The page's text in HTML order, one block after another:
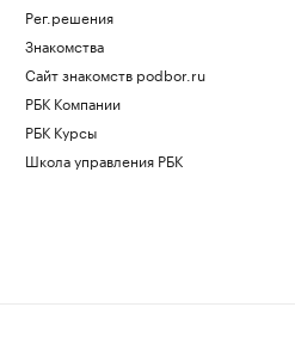
Рег.решения
Знакомства
Сайт знакомств podbor.ru
РБК Компании
РБК Курсы
Школа управления РБК